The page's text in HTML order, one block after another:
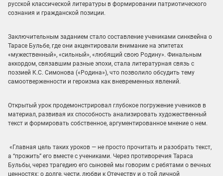
русской классической литературы в формировании патриотического
сознания и гражданской позиции.
️Заключительным заданием стало составление учениками синквейна о
Тарасе Бульбе, где они акцентировали внимание на эпитетах
«мужественный», «сильный», «любящий свою Родину». Финальным
аккордом, связавшим разные эпохи, стала литературная связь с
поэзией К.С. Симонова («Родина»), что позволило обсудить тему
самоотверженности и героизма как вневременных явлений.
Открытый урок продемонстрировал глубокое погружение учеников в
материал, развивая их способность анализировать художественный
текст и формировать собственное, аргументированное мнение о нем.
«Главная цель таких уроков — не просто прочитать и разобрать текст,
а “прожить” его вместе с учениками. Через противоречия Тараса
Бульбы, через трагедию его сыновей мы говорим с ребятами о вечных
ценностях: о долге, чести, любви к Отечеству и о той личной